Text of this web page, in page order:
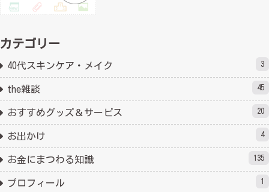
カテゴリー
40代スキンケア・メイク 3
the雑談 45
おすすめグッズ＆サービス 20
お出かけ 4
お金にまつわる知識 135
プロフィール 1